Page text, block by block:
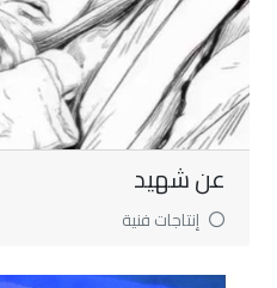
عن شهيد
إنتاجات فنية